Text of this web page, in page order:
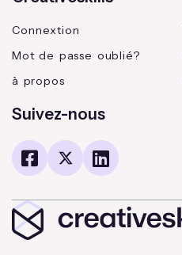
Connextion
Mot de passe oublié?
Suivez-nous